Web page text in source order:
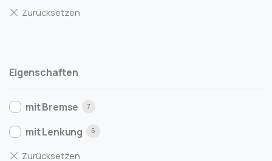
Eigenschaften
mit Bremse 7
mit Lenkung 6